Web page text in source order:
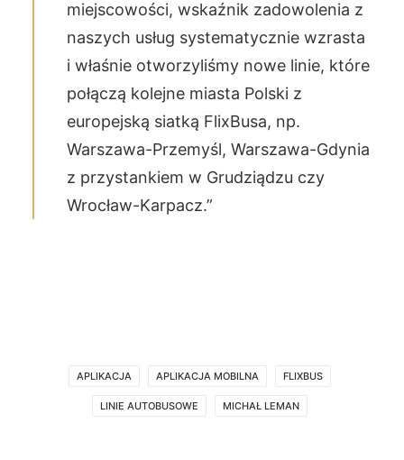
miejscowości, wskaźnik zadowolenia z
naszych usług systematycznie wzrasta
i właśnie otworzyliśmy nowe linie, które
połączą kolejne miasta Polski z
europejską siatką FlixBusa, np.
Warszawa-Przemyśl, Warszawa-Gdynia
z przystankiem w Grudziądzu czy
Wrocław-Karpacz.”
APLIKACJA APLIKACJA MOBILNA FLIXBUS
LINIE AUTOBUSOWE MICHAŁ LEMAN